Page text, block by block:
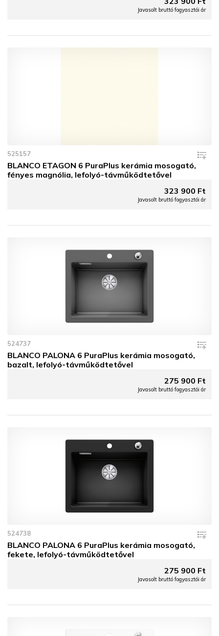
Javasolt bruttó fogyasztói ár
525157
BLANCO ETAGON 6 PuraPlus kerámia mosogató,
fényes magnólia, lefolyó-távműködtetővel
323 900 Ft
Javasolt bruttó fogyasztói ár
524737
BLANCO PALONA 6 PuraPlus kerámia mosogató,
bazalt, lefolyó-távműködtetővel
275 900 Ft
Javasolt bruttó fogyasztói ár
524738
BLANCO PALONA 6 PuraPlus kerámia mosogató,
fekete, lefolyó-távműködtetővel
275 900 Ft
Javasolt bruttó fogyasztói ár